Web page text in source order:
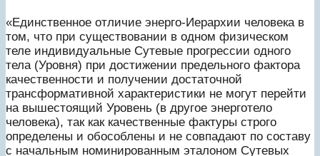
«Единственное отличие энерго-Иерархии человека в
том, что при существовании в одном физическом
теле индивидуальные Сутевые прогрессии одного
тела (Уровня) при достижении предельного фактора
качественности и получении достаточной
трансформативной характеристики не могут перейти
на вышестоящий Уровень (в другое энерготело
человека), так как качественные фактуры строго
определены и обособлены и не совпадают по составу
с начальным номинированным эталоном Сутевых